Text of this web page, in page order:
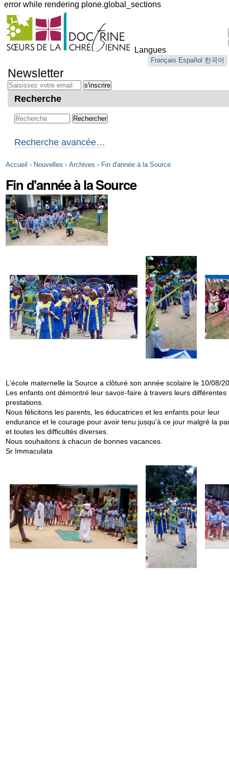
error while rendering plone.global_sections
Outils
personnels
Langues
Français Español 한국어
au
contenu.
Aller
navigation
Newsletter
Recherche
Recherche avancée…
Accueil › Nouvelles › Archives › Fin d'année à la Source
Fin d'année à la Source
L'école maternelle la Source a clôturé son année scolaire le 10/08/
Les enfants ont démontré leur savoir-faire à travers leurs différentes
prestations.
Nous félicitons les parents, les éducatrices et les enfants pour leur
endurance et le courage pour avoir tenu jusqu'à ce jour malgré la
et toutes les difficultés diverses.
Nous souhaitons à chacun de bonnes vacances.
Sr Immaculata